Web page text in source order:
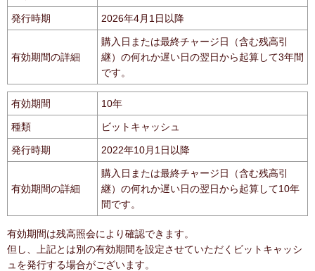
発行時期 2026年4月1日以降
有効期間の詳細
購入日または最終チャージ日（含む残高引
継）の何れか遅い日の翌日から起算して3年間
です。
有効期間 10年
種類 ビットキャッシュ
発行時期 2022年10月1日以降
有効期間の詳細
購入日または最終チャージ日（含む残高引
継）の何れか遅い日の翌日から起算して10年
間です。
有効期間は残高照会により確認できます。
但し、上記とは別の有効期間を設定させていただくビットキャッシ
ュを発行する場合がございます。